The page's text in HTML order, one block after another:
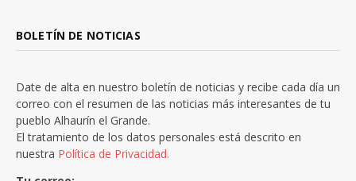
BOLETÍN DE NOTICIAS
Date de alta en nuestro boletín de noticias y recibe cada día un
correo con el resumen de las noticias más interesantes de tu
pueblo Alhaurín el Grande.
El tratamiento de los datos personales está descrito en
nuestra Política de Privacidad.